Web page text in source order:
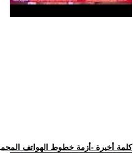
.. كلمة أخيرة -أزمة خطوط الهواتف